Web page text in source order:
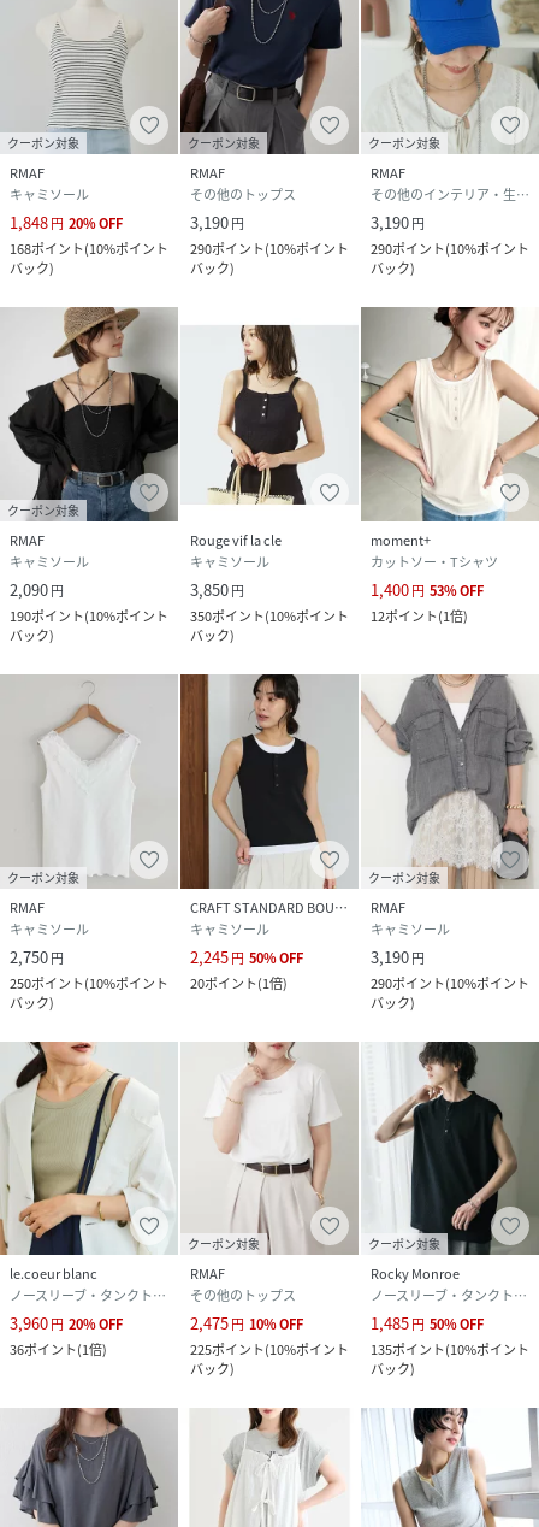
けます。
※キャンペーンやフェアにより価格が変動する場合がござい
ます。
※照明やパソコンなどの環境により、製品と画像のカラーが
やや異なって見える場合もございます。
※サンプルで撮影している為、実際の商品と若干仕様が異な
る場合がございます。
《返品・交換について》
・商品到着後、着用前に商品状態のご確認をお願い致しま
す。
性別タイプ レディース
原産国 中国
素材 コットン95% ポリウレタン5%
サイズ FREE
(5061060330-1f-11 RX8836
クーポン対象
RMAF
キャミソール
1,848円 20%OFF
168ポイント(10%ポイント
バック)
クーポン対象
RMAF
その他のトップス
3,190円
290ポイント(10%ポイント
バック)
クーポン対象
RMAF
その他のインテリア・生活雑貨
3,190円
290ポイント(10%ポイント
バック)
クーポン対象
RMAF
キャミソール
2,090円
190ポイント(10%ポイント
バック)
Rouge vif la cle
キャミソール
3,850円
350ポイント(10%ポイント
バック)
moment+
カットソー・Tシャツ
1,400円 53%OFF
12ポイント(1倍)
クーポン対象
RMAF
キャミソール
2,750円
250ポイント(10%ポイント
バック)
CRAFT STANDARD BOUTIQUE
キャミソール
2,245円 50%OFF
20ポイント(1倍)
クーポン対象
RMAF
キャミソール
3,190円
290ポイント(10%ポイント
バック)
le.coeur blanc
ノースリーブ・タンクトップ
3,960円 20%OFF
36ポイント(1倍)
クーポン対象
RMAF
その他のトップス
2,475円 10%OFF
225ポイント(10%ポイント
バック)
クーポン対象
Rocky Monroe
ノースリーブ・タンクトップ
1,485円 50%OFF
135ポイント(10%ポイント
バック)